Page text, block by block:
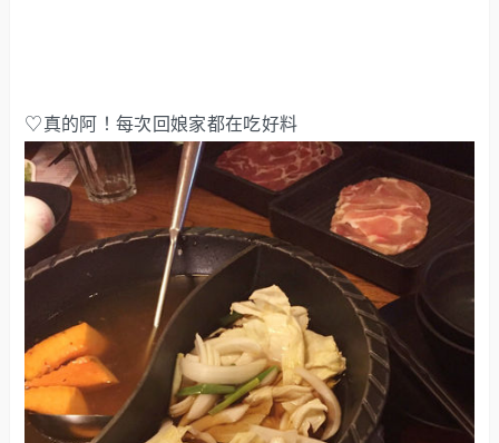
♡真的阿！每次回娘家都在吃好料